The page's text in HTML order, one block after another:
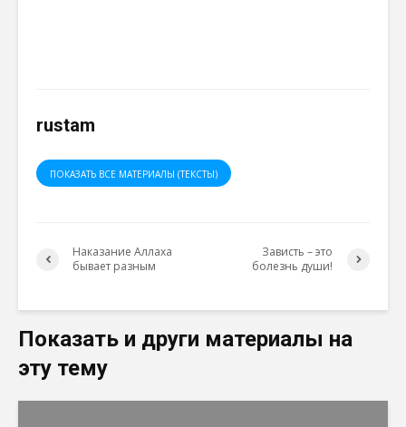
rustam
ПОКАЗАТЬ ВСЕ МАТЕРИАЛЫ (ТЕКСТЫ)
Наказание Аллаха
бывает разным
Зависть – это
болезнь души!
Показать и други материалы на
эту тему